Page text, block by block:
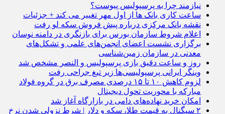
نیازمند چرا به پرسپولیس پیوست؟
ساعت کاری بانک ها از اول مهر تغییر می کند + جزئیات
نقشه بانک مرکزی درباره پیش فروش سکه لو رفت
اعلام شروط سازمان بورس برای بازنگری در دامنه نوسان
برگزاری نشست اعضای انجمن‌های علمی و تشکل‌های
معدنی در سازمان زمین‌شناسی
روز و ساعت دقیق بازی پرسپولیس و النصر مشخص شد
وینگر ایرانی پرسپولیسی‌ها زیر تیغ جراحی رفت
لزوم كاهش ۱۰ تا ۱۵ درصدی مصرف برق در گروه فولاد
مباركه با محوریت تحول دیجیتال
امکان خرید نهاده‌های دامی در بازارگاه آغاز شد
۲ سیگنال به قیمت طلا، سکه و دلار | شرط نزولی شدن نرخ